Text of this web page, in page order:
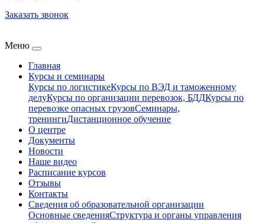
Заказать звонок
Меню
Главная
Курсы и семинары
Курсы по логистикеКурсы по ВЭД и таможенному
делуКурсы по организации перевозок, БДДКурсы по
перевозке опасных грузовСеминары,
тренингиДистанционное обучение
О центре
Документы
Новости
Наше видео
Расписание курсов
Отзывы
Контакты
Сведения об образовательной организации
Основные сведенияСтруктура и органы управления